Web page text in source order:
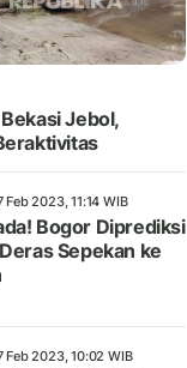
Jebol,
Feb 2023, 11:14 WIB
Bogor Diprediksi
Sepekan ke
Feb 2023, 10:02 WIB